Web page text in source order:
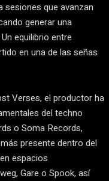
sesiones que avanzan
generar una
equilibrio entre
en una de las señas
Verses, el productor ha
del techno
o Soma Records,
presente dentro del
espacios
Gare o Spook, así